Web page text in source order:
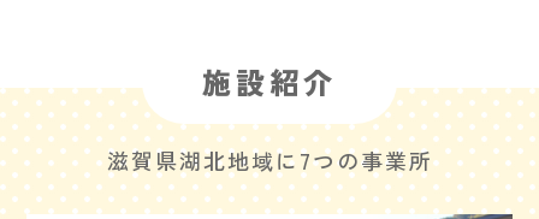
施設紹介
滋賀県湖北地域に7つの事業所